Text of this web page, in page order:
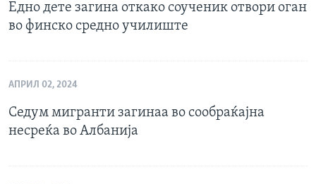
Едно дете загина откако соученик отвори оган
во финско средно училиште
АПРИЛ 02, 2024
Седум мигранти загинаа во сообраќајна
несреќа во Албанија